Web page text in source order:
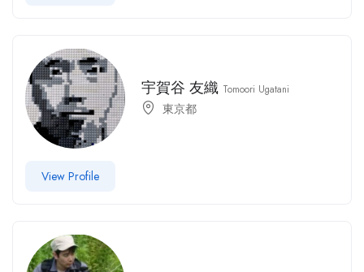
宇賀谷 友織 Tomoori Ugatani
東京都
View Profile